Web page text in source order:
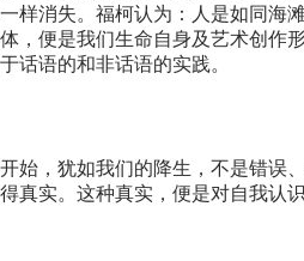
样消失。福柯认为：人是如同
，便是我们生命自身及艺术创作
话语的和非话语的实践。
始，犹如我们的降生，不是错
真实。这种真实，便是对自我